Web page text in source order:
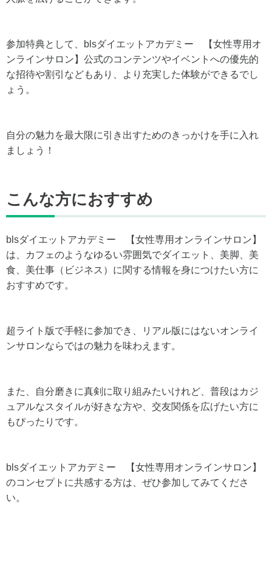
参加特典として、blsダイエットアカデミー 【女性専用オ
ンラインサロン】公式のコンテンツやイベントへの優先的
な招待や割引などもあり、より充実した体験ができるでし
ょう。
自分の魅力を最大限に引き出すためのきっかけを手に入れ
ましょう！
こんな方におすすめ
blsダイエットアカデミー 【女性専用オンラインサロン】
は、カフェのようなゆるい雰囲気でダイエット、美脚、美
食、美仕事（ビジネス）に関する情報を身につけたい方に
おすすめです。
超ライト版で手軽に参加でき、リアル版にはないオンライ
ンサロンならではの魅力を味わえます。
また、自分磨きに真剣に取り組みたいけれど、普段はカジ
ュアルなスタイルが好きな方や、交友関係を広げたい方に
もぴったりです。
blsダイエットアカデミー 【女性専用オンラインサロン】
のコンセプトに共感する方は、ぜひ参加してみてくださ
い。